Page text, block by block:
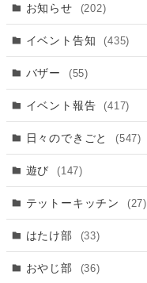
お知らせ (202)
イベント告知 (435)
バザー (55)
イベント報告 (417)
(2)
(88)
日々のできごと (547)
遊び (147)
テットーキッチン (27)
はたけ部 (33)
おやじ部 (36)